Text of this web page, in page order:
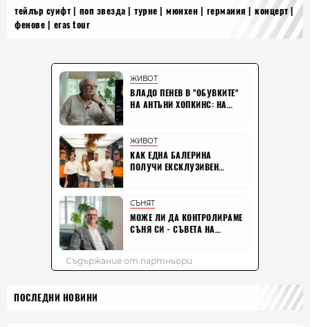
тейлър суифт поп звезда турне мюнхен германия
концерт
фенове
eras tour
ПОСЛЕДНИ НОВИНИ